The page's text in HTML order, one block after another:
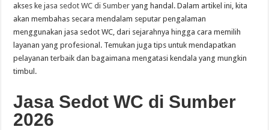
akses kejasa sedot WC di Sumber yang handal. Dalam artikel ini, kita
akan membahas secara mendalam seputar pengalaman
menggunakan jasa sedot WC, dari sejarahnya hingga cara memilih
layanan yang profesional. Temukan juga tips untuk mendapatkan
pelayanan terbaik dan bagaimana mengatasi kendala yang mungkin
timbul.
Jasa Sedot WC di Sumber
2026